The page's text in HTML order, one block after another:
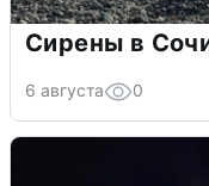
Сирены в
6 августа 0